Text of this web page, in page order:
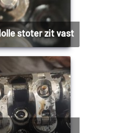
Holle stoter zit vast